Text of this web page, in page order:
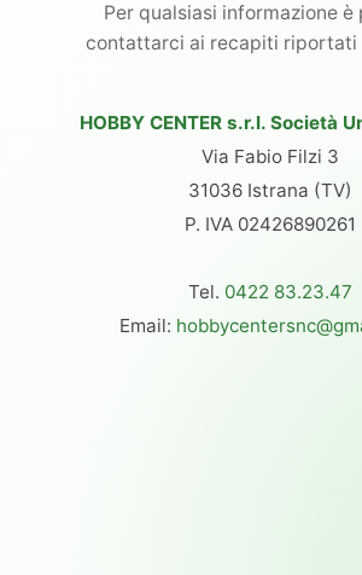
Per qualsiasi informazione è
contattarci ai recapiti riportati
HOBBY CENTER s.r.l. Società
Via Fabio Filzi 3
31036 Istrana (TV)
P. IVA 02426890261
Tel. 0422 83.23.47
Email: